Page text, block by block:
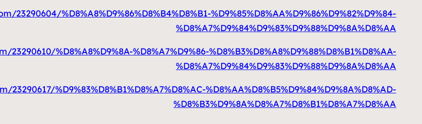
%D8%A8%D9%86%D8%B4%D8%B1-%D9%85%D8%AA%D9%86%D9%82%D9%84-
%D8%A7%D9%84%D9%83%D9%88%D9%8A%D8%AA
%D8%A8%D9%8A-%D8%A7%D9%86-%D8%B3%D8%A8%D9%88%D8%B1%D8%AA-
%D8%A7%D9%84%D9%83%D9%88%D9%8A%D8%AA
%D9%83%D8%B1%D8%A7%D8%AC-%D8%AA%D8%B5%D9%84%D9%8A%D8%AD-
%D8%B3%D9%8A%D8%A7%D8%B1%D8%A7%D8%AA